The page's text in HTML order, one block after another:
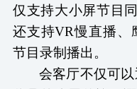
仅支持大小屏节目
还支持VR慢直播、
节目录制播出。
会客厅不仅可以